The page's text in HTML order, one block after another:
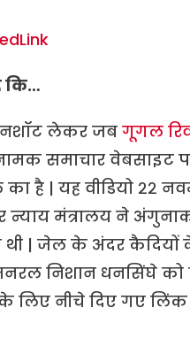
कि…
लेकर जब गूगल
समाचार वेबसाइट
| यह वीडियो २२
न्याय मंत्रालय ने
| जेल के अंदर कैदियों
निशान धनसिंघे को
लिए नीचे दिए गए